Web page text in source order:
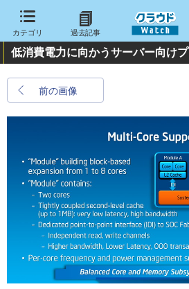
カテゴリ 過去記事
低消費電力に向かうサーバー向け
前の画像